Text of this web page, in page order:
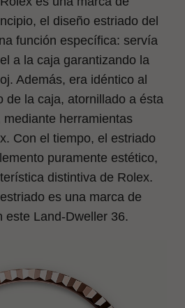
el diseño estriado del
función específica: servía
a la caja garantizando la
Además, era idéntico al
de la caja, atornillado a ésta
herramientas
Con el tiempo, el estriado
puramente estético,
distintiva de Rolex.
es una marca de
este Land-Dweller 36.